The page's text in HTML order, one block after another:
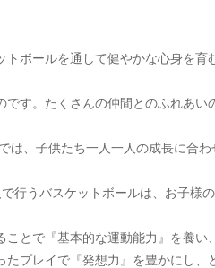
ボールを通して健やかな心身を育
す。たくさんの仲間とのふれあい
は、子供たち一人一人の成長に合わ
行うバスケットボールは、お子様
とで『基本的な運動能力』を養い
たプレイで『発想力』を豊かにし